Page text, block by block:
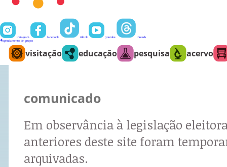
instagram facebook tiktok youtube
threads
agendamento de grupos
visitação educação pesquisa acervo
comunicado
Em observância à legislação
anteriores deste site foram
arquivadas.